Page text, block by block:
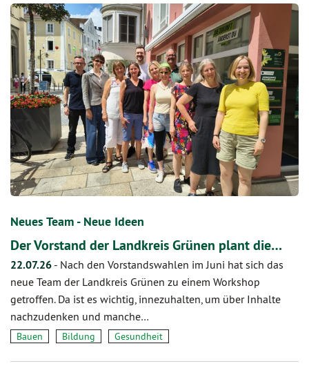
Neues Team - Neue Ideen
Der Vorstand der Landkreis Grünen plant die…
22.07.26 - Nach den Vorstandswahlen im Juni hat sich das
neue Team der Landkreis Grünen zu einem Workshop
getroffen. Da ist es wichtig, innezuhalten, um über Inhalte
nachzudenken und manche…
Bauen Bildung Gesundheit